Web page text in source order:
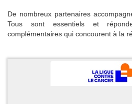
De nombreux partenaires
Tous sont essentiels et
complémentaires qui concourent à la